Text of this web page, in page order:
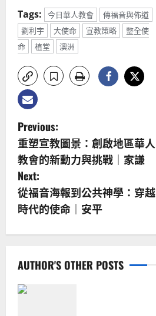
Tags: 今日華人教會
傳福音與佈道
劉利宇
大使命 宣教策略
整全使
命
植堂 澳洲
P
o
s
t
n
v
i
Previous:
重塑宣教圖景：創啟地區華人
教會的新動力與挑戰｜家謙
Next:
從福音海報到公共神學：穿越
時代的使命｜安平
AUTHOR'S OTHER POSTS